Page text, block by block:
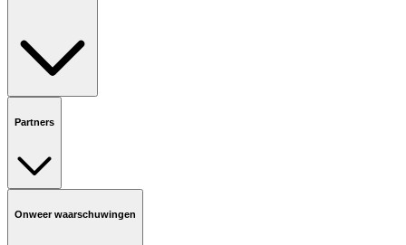
Partners
Onweer waarschuwingen